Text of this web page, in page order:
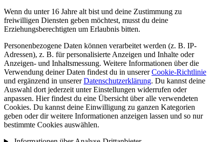
Wenn du unter 16 Jahre alt bist und deine Zustimmung zu
freiwilligen Diensten geben möchtest, musst du deine
Erziehungsberechtigten um Erlaubnis bitten.
Personenbezogene Daten können verarbeitet werden (z. B. IP-
Adressen), z. B. für personalisierte Anzeigen und Inhalte oder
Anzeigen- und Inhaltsmessung. Weitere Informationen über die
Verwendung deiner Daten findest du in unsererCookie-Richtlinie
und ergänzend in unsererDatenschutzerklärung. Du kannst deine
Auswahl dort jederzeit unter Einstellungen widerrufen oder
anpassen. Hier findest du eine Übersicht über alle verwendeten
Cookies. Du kannst deine Einwilligung zu ganzen Kategorien
geben oder dir weitere Informationen anzeigen lassen und so nur
bestimmte Cookies auswählen.